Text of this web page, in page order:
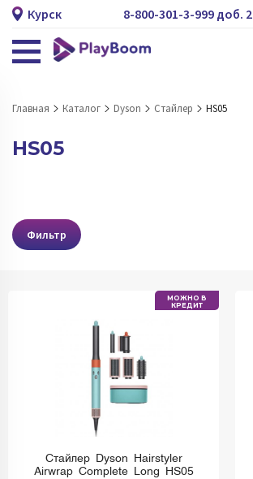
Курск 8-800-301-3-999 доб. 2
Главная Каталог Dyson Стайлер HS05
HS05
Фильтр
МОЖНО В
КРЕДИТ
Стайлер Dyson Hairstyler
Airwrap Complete Long HS05